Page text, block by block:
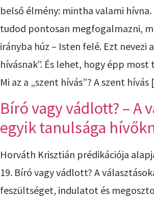
belső élmény: mintha valami
tudod pontosan megfogalmazni,
irányba húz – Isten felé. Ezt nevezi
hívásnak”. És lehet, hogy épp most
Mi az a „szent hívás”? A szent
Bíró vagy vádlott? – A
egyik tanulsága
Horváth Krisztián prédikációja
19. Bíró vagy vádlott? A
feszültséget, indulatot és